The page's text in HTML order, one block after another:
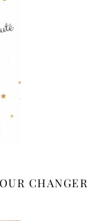
CHANGER